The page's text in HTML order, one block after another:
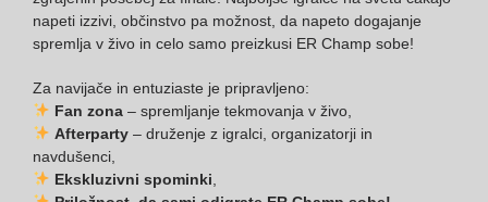
napeti izzivi, občinstvo pa možnost, da napeto dogajanje
spremlja v živo in celo samo preizkusi ER Champ sobe!
Za navijače in entuziaste je pripravljeno:
Fan zona– spremljanje tekmovanja v živo,
Afterparty– druženje z igralci, organizatorji in
navdušenci,
Ekskluzivni spominki